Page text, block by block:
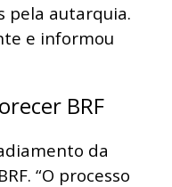
pela autarquia.
e informou
BRF
da
“O processo